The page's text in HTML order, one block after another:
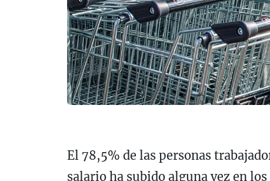
El 78,5% de las personas
salario ha subido alguna vez en